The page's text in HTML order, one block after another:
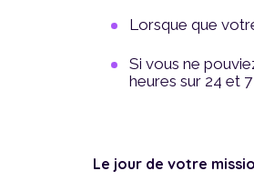
Lorsque que
Si vous ne
heures sur 24 et
Le jour de votre